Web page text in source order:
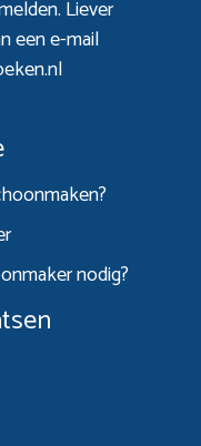
Liever
een e-mail
nodig?